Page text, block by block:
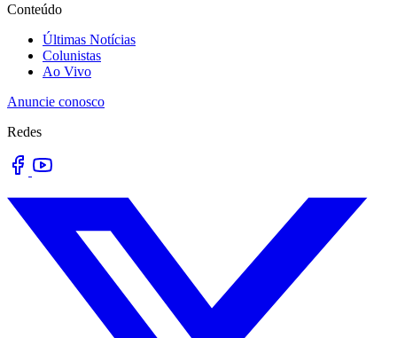
Conteúdo
Últimas Notícias
Colunistas
Ao Vivo
Anuncie conosco
Redes